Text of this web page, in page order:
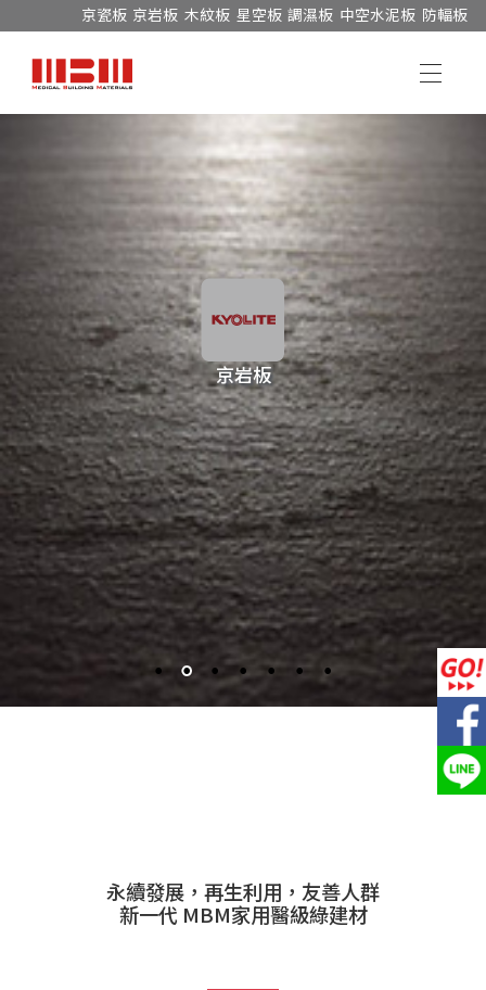
京瓷板 京岩板 木紋板 星空板 調濕板 中空水泥板 防輻板
京岩板
永續發展，再生利用，友善人群
新一代 MBM家用醫級綠建材